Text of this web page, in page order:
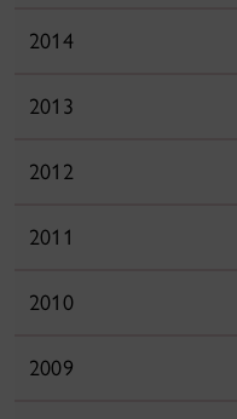
2014
2013
2012
2011
2010
2009